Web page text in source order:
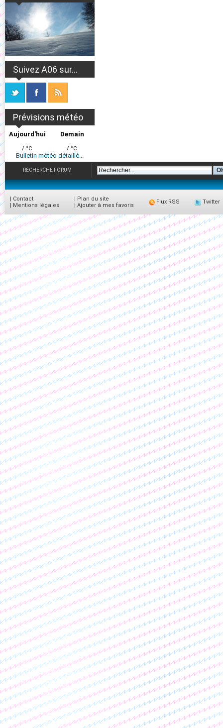
Suivez A06 sur...
Prévisions météo
Aujourd'hui
/ °C
Demain
/ °C
Bulletin météo détaillé...
RECHERCHE FORUM
| Contact
| Mentions légales
| Plan du site
| Ajouter à mes favoris
Flux RSS Twitter